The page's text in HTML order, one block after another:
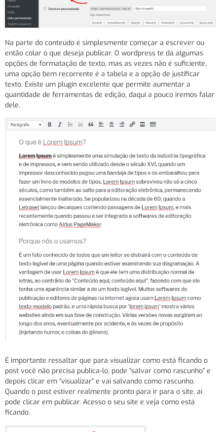
Na parte do conteúdo é simplesmente começar a escrever ou
então colar o que deseja publicar. O wordpress te dá algumas
opções de formatação de texto, mas as vezes não é suficiente,
uma opção bem recorrente é a tabela e a opção de justificar
texto. Existe um plugin excelente que permite aumentar a
quantidade de ferramentas de edição, daqui a pouco iremos falar
dele.
É importante ressaltar que para visualizar como está ficando o
post você não precisa publica-lo, pode “salvar como rascunho” e
depois clicar em “visualizar” e vai salvando como rascunho.
Quando o post estiver realmente pronto para ir para o site, aí
pode clicar em publicar. Acesso o seu site e veja como está
ficando.